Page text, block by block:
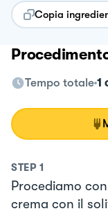
Copia
Tempo totale 1
STEP 1
Procediamo
crema con il